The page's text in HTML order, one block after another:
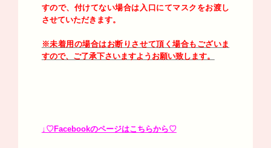
すので、付けてない場合は入口にてマスクをお渡し
させていただきます。
※未着用の場合はお断りさせて頂く場合もございま
すので、ご了承下さいますようお願い致します。
↓♡Facebookのページはこちらから♡